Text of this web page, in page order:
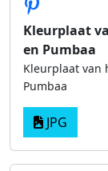
Kleurplaat
en Pumbaa
Kleurplaat van
Pumbaa
JPG